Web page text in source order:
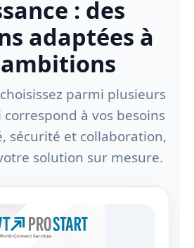
: des
adaptées à
choisissez parmi plusieurs
à vos besoins
sécurité et collaboration,
solution sur mesure.